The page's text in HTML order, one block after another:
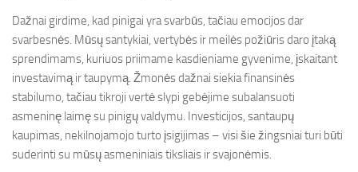
Dažnai girdime, kad pinigai yra svarbūs, tačiau emocijos dar
svarbesnės. Mūsų santykiai, vertybės ir meilės požiūris daro įtaką
sprendimams, kuriuos priimame kasdieniame gyvenime, įskaitant
investavimą ir taupymą. Žmonės dažnai siekia finansinės
stabilumo, tačiau tikroji vertė slypi gebėjime subalansuoti
asmeninę laimę su pinigų valdymu. Investicijos, santaupų
kaupimas, nekilnojamojo turto įsigijimas – visi šie žingsniai turi būti
suderinti su mūsų asmeniniais tiksliais ir svajonėmis.